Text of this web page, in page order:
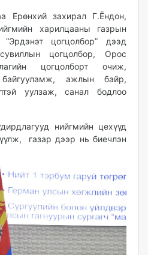
захирал Г.Ёндон,
харилцааны газрын
цогцолбор” дээд
цогцолбор, Орос
цогцолборт очиж,
байгууламж, ажлын байр,
уулзаж, санал бодлоо
нийгмийн цехүүд
газар дээр нь биечлэн